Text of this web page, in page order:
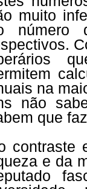
muito
número
na
não
que
contraste
e da